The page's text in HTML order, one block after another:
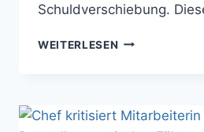
Schuldverschiebung.
WEITERLESEN WENN
DRUCKMITTEL